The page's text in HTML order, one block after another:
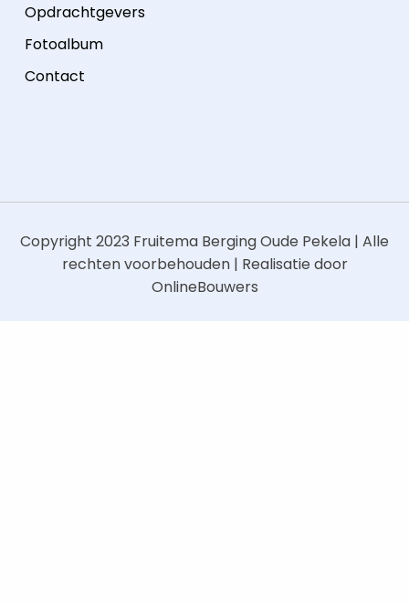
Opdrachtgevers
Fotoalbum
Contact
Copyright 2023 Fruitema Berging Oude Pekela | Alle
rechten voorbehouden | Realisatie door
OnlineBouwers